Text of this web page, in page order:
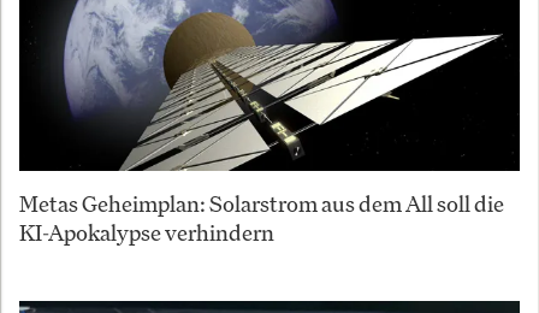
Metas Geheimplan: Solarstrom aus dem All soll die
KI-Apokalypse verhindern